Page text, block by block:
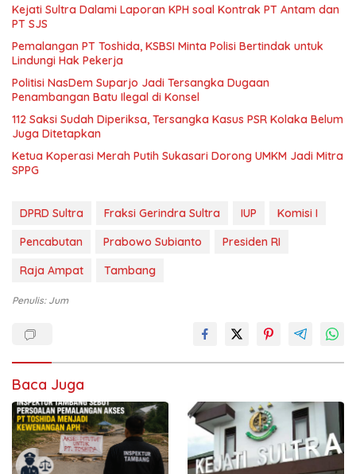
Kejati Sultra Dalami Laporan KPH soal Kontrak PT Antam dan
PT SJS
Pemalangan PT Toshida, KSBSI Minta Polisi Bertindak untuk
Lindungi Hak Pekerja
Politisi NasDem Suparjo Jadi Tersangka Dugaan
Penambangan Batu Ilegal di Konsel
112 Saksi Sudah Diperiksa, Tersangka Kasus PSR Kolaka Belum
Juga Ditetapkan
Ketua Koperasi Merah Putih Sukasari Dorong UMKM Jadi Mitra
SPPG
DPRD Sultra Fraksi Gerindra Sultra IUP
Komisi I
Pencabutan
Prabowo Subianto
Presiden RI
Raja Ampat
Tambang
Penulis: Jum
Baca Juga